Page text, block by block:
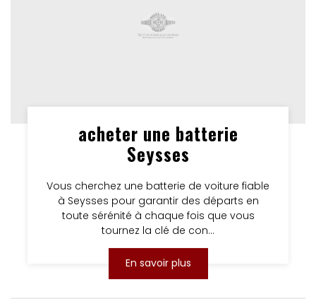
acheter une batterie
Seysses
Vous cherchez une batterie de voiture fiable
à Seysses pour garantir des départs en
toute sérénité à chaque fois que vous
tournez la clé de con...
En savoir plus